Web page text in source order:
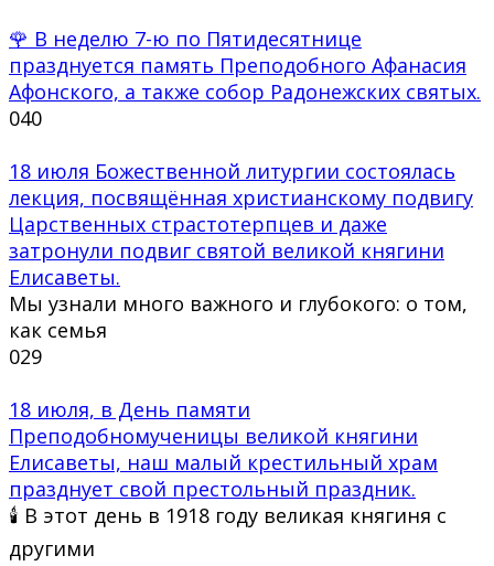
🌹 В неделю 7-ю по Пятидесятнице
празднуется память Преподобного Афанасия
Афонского, а также собор Радонежских святых.
040
18 июля Божественной литургии состоялась
лекция, посвящённая христианскому подвигу
Царственных страстотерпцев и даже
затронули подвиг святой великой княгини
Елисаветы.
Мы узнали много важного и глубокого: о том,
как семья
029
18 июля, в День памяти
Преподобномученицы великой княгини
Елисаветы, наш малый крестильный храм
празднует свой престольный праздник.
🕯 В этот день в 1918 году великая княгиня с
другими